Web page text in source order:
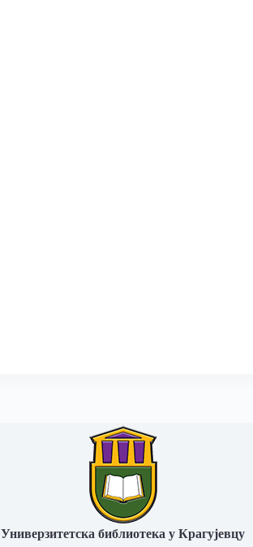
Универзитетска библиотека у Крагујевцу